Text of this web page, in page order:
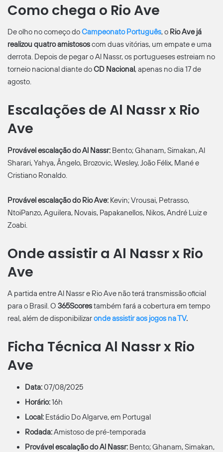
Como chega o Rio Ave
De olho no começo doCampeonato Português, o Rio Ave já
realizou quatro amistososcom duas vitórias, um empate e uma
derrota. Depois de pegar o Al Nassr, os portugueses estreiam no
torneio nacional diante doCD Nacional, apenas no dia 17 de
agosto.
Escalações de Al Nassr x Rio
Ave
Provável escalação do Al Nassr: Bento; Ghanam, Simakan, Al
Sharari, Yahya, Ângelo, Brozovic, Wesley, João Félix, Mané e
Cristiano Ronaldo.
Provável escalação do Rio Ave: Kevin; Vrousai, Petrasso,
NtoiPanzo, Aguilera, Novais, Papakanellos, Nikos, André Luiz e
Zoabi.
Onde assistir a Al Nassr x Rio
Ave
A partida entre Al Nassr e Rio Ave não terá transmissão oficial
para o Brasil. O 365Scorestambém fará a cobertura em tempo
real, além de disponibilizaronde assistir aos jogos na TV.
Ficha Técnica Al Nassr x Rio
Ave
Data:07/08/2025
Horário:16h
Local: Estádio Do Algarve, em Portugal
Rodada:Amistoso de pré-temporada
Provável escalação do Al Nassr: Bento; Ghanam, Simakan,